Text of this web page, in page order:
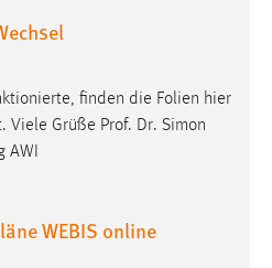
finden die Folien hier
Viele Grüße Prof. Dr. Simon
AWI
WEBIS online
gewählte Sprache der Website.